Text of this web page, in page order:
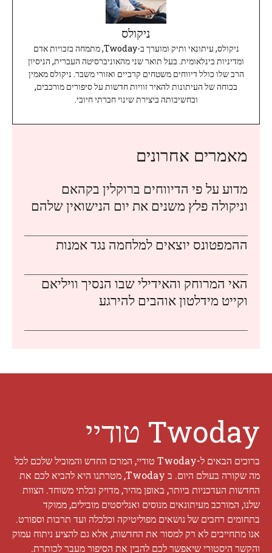
ניקולס
ניקולס, עיתונאי ותיק ומוערך ב-Twoday, מתמחה בזכויות אדם
ומדיניות בינלאומית. בעל תואר שני מהאוניברסיטה העברית, הניסיון
הרב שלו כולל דיווחים משטחים קרביים ואזורי משבר. ניקולס מאמין
בכוחה של העיתונות להאיר זוויות חדשות על סיפורים מורכבים,
ובחשיבותה ביצירת שינוי חברתי חיובי.
מאמרים אחרונים
מדוע על פי הדיווחים ברוקלין בקהאם
וניקולה פלץ משנים את יום הנישואין שלהם
ההמפטונס יוצאים למלחמה נגד אמנות
האי המרוחק והאידילי שבו הנסיך וויליאם
וקייט מידלטון אוהבים להירגע
Twoday טודיי
ברוכים הבאים ל-Twoday טודיי, המרכז החדש והמוביל שלכם לכל
מה שקורה בעולם היום. ב Twoday, מטרתנו היא להביא לכם את
החדשות העדכניות ביותר, באופן מהיר, מדויק ובלתי משוחד. הצוות
שלנו, המורכב מעיתונאים מנוסים ואנליסטים מובילים, ממוקד
בתחומים רחבים של נושאים מפוליטיקה וכלכלה ועד תרבות וספורט.
אנו מתחייבים לא רק למסור את החדשות, אלא גם להציע ניתוח עמוק
והקשר היסטורי שיאפשר לכם להבין את הסיפור מעבר לכותרת.